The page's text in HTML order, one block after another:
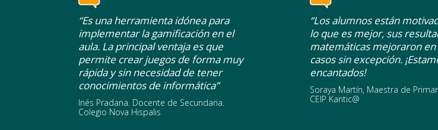
“Es una herramienta idónea para
implementar la gamificación en el
aula. La principal ventaja es que
permite crear juegos de forma muy
rápida y sin necesidad de tener
conocimientos de informática”
Inés Pradana. Docente de Secundaria.
Colegio Nova Hispalis
“Los alumnos están
lo que es mejor, sus
matemáticas mejoraron en
casos sin excepción.
encantados!
Soraya Martín, Maestra de
CEIP Kantic@